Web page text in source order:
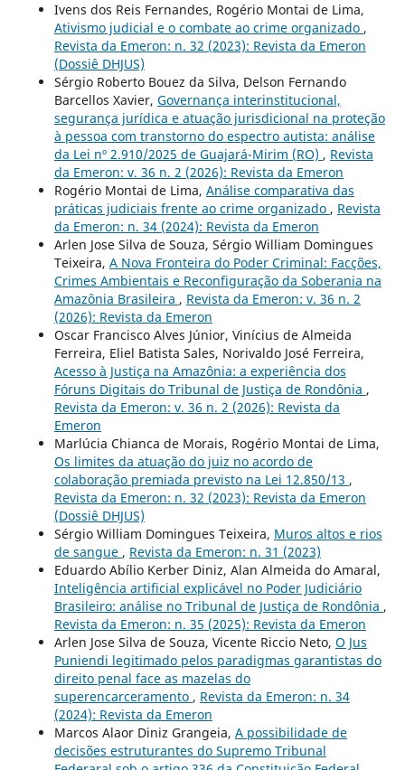
Ivens dos Reis Fernandes, Rogério Montai de Lima,
Ativismo judicial e o combate ao crime organizado ,
Revista da Emeron: n. 32 (2023): Revista da Emeron
(Dossiê DHJUS)
Sérgio Roberto Bouez da Silva, Delson Fernando
Barcellos Xavier, Governança interinstitucional,
segurança jurídica e atuação jurisdicional na proteção
à pessoa com transtorno do espectro autista: análise
da Lei nº 2.910/2025 de Guajará-Mirim (RO) , Revista
da Emeron: v. 36 n. 2 (2026): Revista da Emeron
Rogério Montai de Lima, Análise comparativa das
práticas judiciais frente ao crime organizado , Revista
da Emeron: n. 34 (2024): Revista da Emeron
Arlen Jose Silva de Souza, Sérgio William Domingues
Teixeira, A Nova Fronteira do Poder Criminal: Facções,
Crimes Ambientais e Reconfiguração da Soberania na
Amazônia Brasileira , Revista da Emeron: v. 36 n. 2
(2026): Revista da Emeron
Oscar Francisco Alves Júnior, Vinícius de Almeida
Ferreira, Eliel Batista Sales, Norivaldo José Ferreira,
Acesso à Justiça na Amazônia: a experiência dos
Fóruns Digitais do Tribunal de Justiça de Rondônia ,
Revista da Emeron: v. 36 n. 2 (2026): Revista da
Emeron
Marlúcia Chianca de Morais, Rogério Montai de Lima,
Os limites da atuação do juiz no acordo de
colaboração premiada previsto na Lei 12.850/13 ,
Revista da Emeron: n. 32 (2023): Revista da Emeron
(Dossiê DHJUS)
Sérgio William Domingues Teixeira, Muros altos e rios
de sangue , Revista da Emeron: n. 31 (2023)
Eduardo Abílio Kerber Diniz, Alan Almeida do Amaral,
Inteligência artificial explicável no Poder Judiciário
Brasileiro: análise no Tribunal de Justiça de Rondônia ,
Revista da Emeron: n. 35 (2025): Revista da Emeron
Arlen Jose Silva de Souza, Vicente Riccio Neto, O Jus
Puniendi legitimado pelos paradigmas garantistas do
direito penal face as mazelas do
superencarceramento , Revista da Emeron: n. 34
(2024): Revista da Emeron
Marcos Alaor Diniz Grangeia, A possibilidade de
decisões estruturantes do Supremo Tribunal